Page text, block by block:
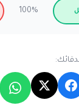
100%